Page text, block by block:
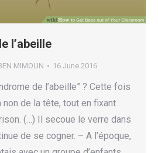
l’abeille
MIMOUN 16 June 2016
de l’abeille” ? Cette fois
non de la tête, tout en fixant
(…) Il secoue le verre dans
de se cogner. – A l’époque,